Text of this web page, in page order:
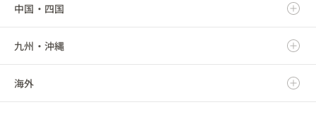
山形県
福島県
埼玉県
千葉県
東京都
愛知県
三重県
富山県
石川県
福井県
滋賀県
京都府
大阪府
中国・四国
鳥取県
島根県
九州・沖縄
福岡県
海外